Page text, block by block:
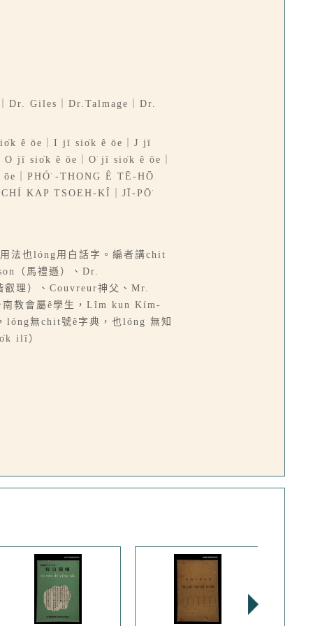
Dr. Giles｜Dr.Talmage｜Dr.
ê ōe｜I jī sio̍k ê ōe｜J jī
jī sio̍k ê ōe｜O͘ jī sio̍k ê ōe｜
｜PHÓ͘ -THONG Ê TĒ-HŌ
KAP TSOEH-KÎ｜JĪ-PŌ͘
法也lóng用白話字。編者講chit
（馬禮遜）、Dr.
理）、Couvreur神父、Mr.
南教會屬ê學生，Lîm kun Kím-
lóng無chit號ê字典，也lóng 無知
ilī）